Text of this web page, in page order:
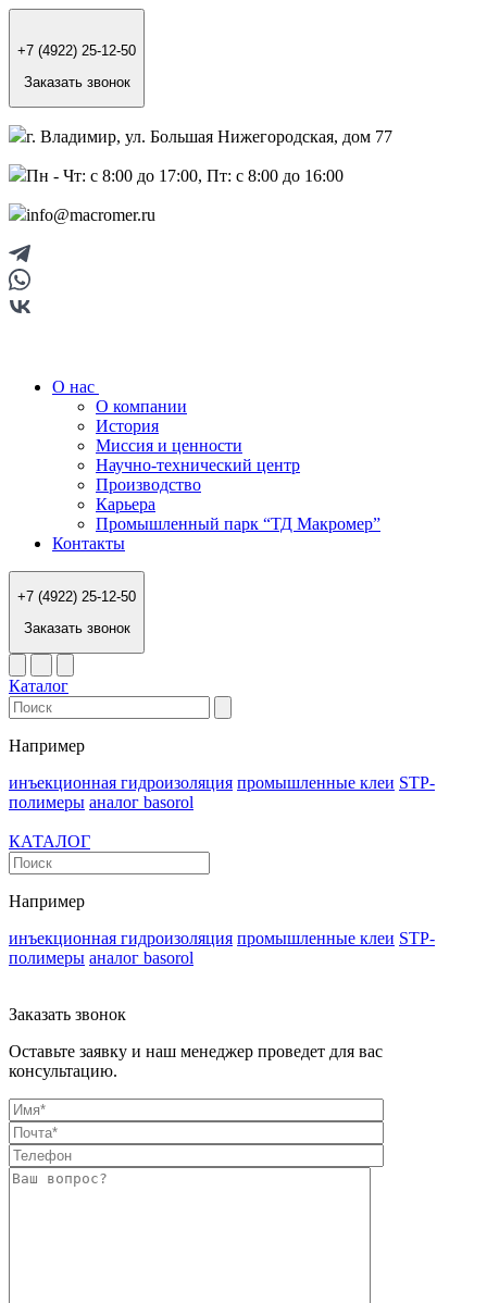
+7 (4922) 25-12-50
Заказать звонок
г. Владимир, ул. Большая Нижегородская, дом 77
Пн - Чт: с 8:00 до 17:00, Пт: с 8:00 до 16:00
info@macromer.ru
О нас
О компании
История
Миссия и ценности
Научно-технический центр
Производство
Карьера
Промышленный парк “ТД Макромер”
Контакты
+7 (4922) 25-12-50
Заказать звонок
Каталог
Например
инъекционная гидроизоляция промышленные клеи STP-
полимеры аналог basorol
КАТАЛОГ
Например
инъекционная гидроизоляция промышленные клеи STP-
полимеры аналог basorol
Заказать звонок
Оставьте заявку и наш менеджер проведет для вас
консультацию.